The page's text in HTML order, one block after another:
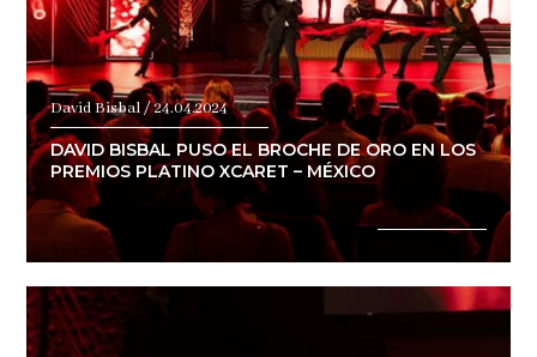
David Bisbal / 24.04.2024
DAVID BISBAL PUSO EL BROCHE DE ORO EN LOS
PREMIOS PLATINO XCARET – MÉXICO